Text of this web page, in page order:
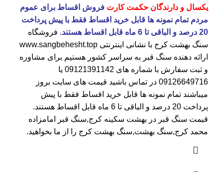
یکسال و دارندگان حکمت کارت فروش اقساط برای عموم
مردم تمام نمونه ها قابل خرید اقساط فقط با پیش پرداخت
20 درصد و الباقی تا 6 ماه قابل اقساط هستند.
فروشگاه
سنگ بهشت کرج با نشانی اینترنتی www.sangbehesht.top
ارائه دهنده سنگ قبر به سراسر کشور هستیم برای مشاوره
و ثبت سفارش با شماره های 09121391142 یا
09126649716 در تماس باشید قیمت های سایت بروز
میباشند تمام نمونه ها قابل خرید اقساط فقط با پیش
پرداخت 20 درصد و الباقی تا 6 ماه قابل اقساط هستند.
قیمت سنگ قبر در بهشت سکینه کرج,سنگ قبر امامزاده
محمد کرج,سنگ بهشت,سنگ بهشت کرج را از ما بخواهید.